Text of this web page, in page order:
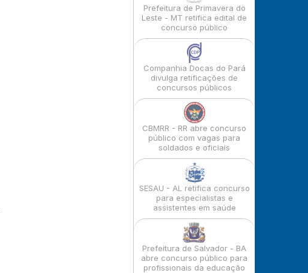
Prefeitura de Primavera do
Leste - MT retifica edital de
concurso público
Companhia Docas do Pará
divulga retificações de
concursos públicos
CBMRR - RR abre concurso
público com vagas para
soldados e oficiais
SESAU - AL retifica concurso
para especialistas e
assistentes em saúde
Prefeitura de Salvador - BA
abre concurso público para
profissionais da educação